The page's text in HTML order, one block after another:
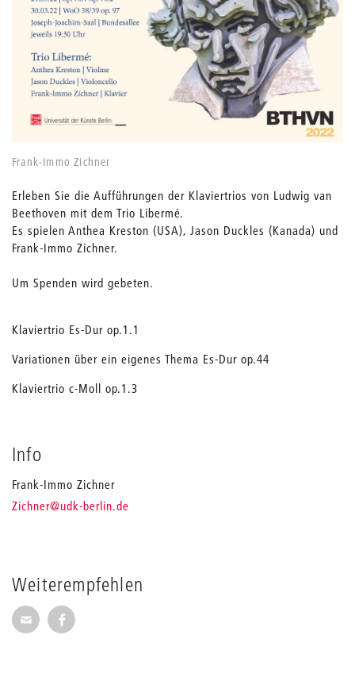
Weiterempfehlen
Seite per E-Mail weiterempfehlen
Seite auf Facebook weiterempfehlen
Frank-Immo Zichner
Erleben Sie die Aufführungen der Klaviertrios von Ludwig van
Beethoven mit dem Trio Libermé.
Es spielen Anthea Kreston (USA), Jason Duckles (Kanada) und
Frank-Immo Zichner.
Um Spenden wird gebeten.
Klaviertrio Es-Dur op.1.1
Variationen über ein eigenes Thema Es-Dur op.44
Klaviertrio c-Moll op.1.3
Info
Frank-Immo Zichner
Zichner_
@udk-berlin.de